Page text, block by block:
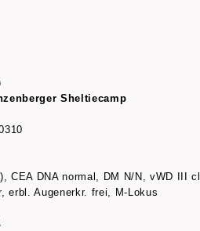
Sheltiecamp
CEA DNA normal, DM N/N, vWD III
erbl. Augenerkr. frei, M-Lokus